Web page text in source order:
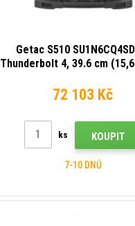
Getac S510
Thunderbolt 4, 39.6 cm
Ethernet, Wi-Fi, SSD, Win.
72 103 Kč
ks KOUPIT
7-10 DNŮ